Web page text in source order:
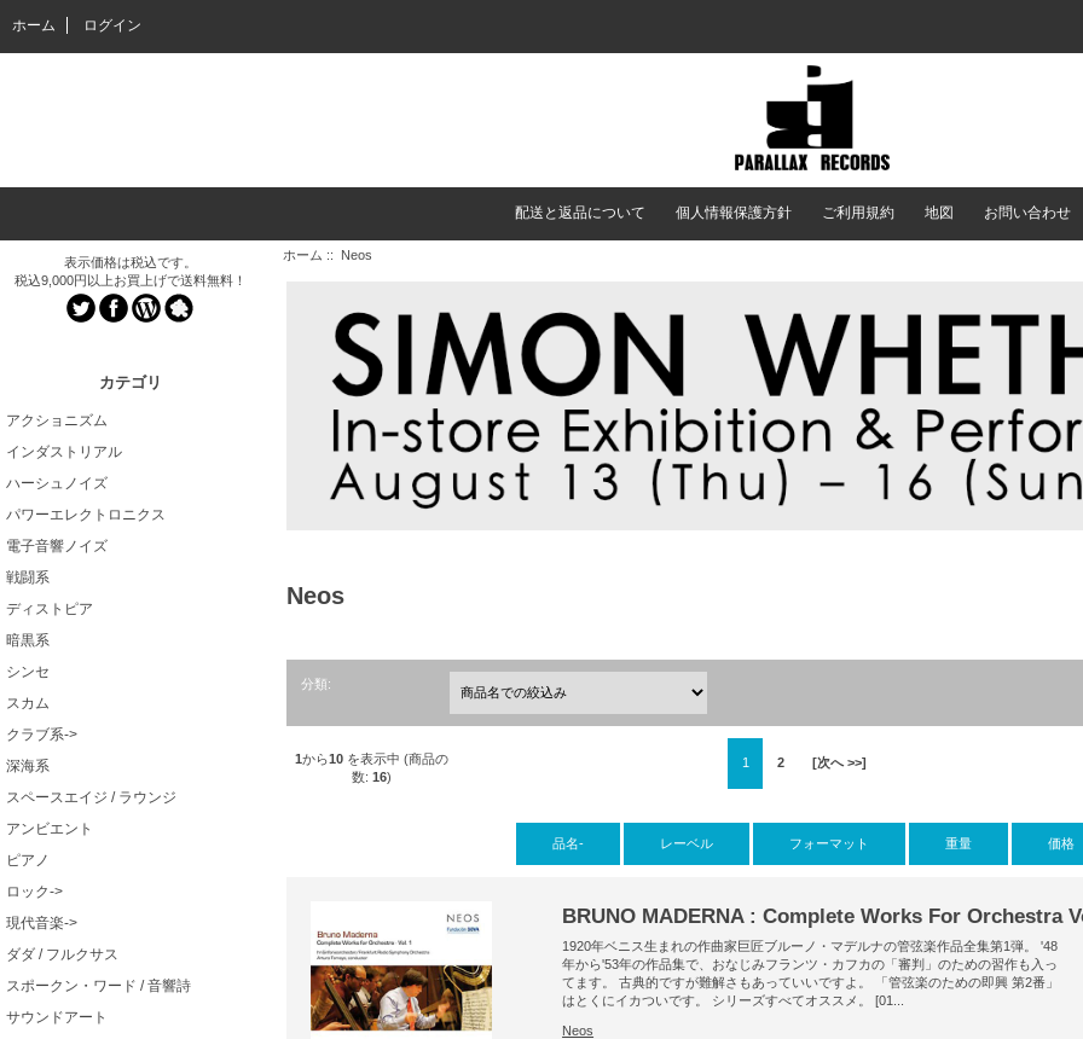
ホーム ログイン
配送と返品について 個人情報保護方針 ご利用規約 地図 お問い合わせ
表示価格は税込です。
税込9,000円以上お買上げで送料無料！
カテゴリ
アクショニズム
インダストリアル
ハーシュノイズ
パワーエレクトロニクス
電子音響ノイズ
戦闘系
ディストピア
暗黒系
シンセ
スカム
クラブ系->
深海系
スペースエイジ / ラウンジ
アンビエント
ピアノ
ロック->
現代音楽->
ダダ / フルクサス
スポークン・ワード / 音響詩
サウンドアート
ホーム :: Neos
Neos
分類:
1 2 [次へ >>]
1から10 を表示中 (商品の
数:16)
品名- レーベル フォーマット 重量 価格
BRUNO MADERNA : Complete Works For Orchestra
1920年ベニス生まれの作曲家巨匠ブルーノ・マデルナの管弦楽作品全集第1弾。 '48
年から'53年の作品集で、おなじみフランツ・カフカの「審判」のための習作も入っ
てます。 古典的ですが難解さもあっていいですよ。 「管弦楽のための即興 第2番」
はとくにイカついです。 シリーズすべてオススメ。 [01...
Neos